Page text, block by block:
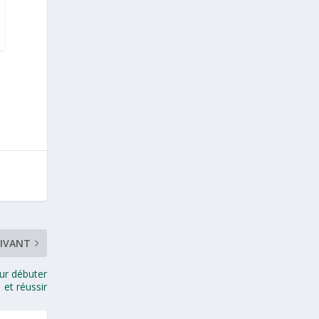
débuter
et réussir